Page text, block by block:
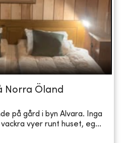
Norra Öland
på gård i byn Alvara. Inga
vyer runt huset, eg...